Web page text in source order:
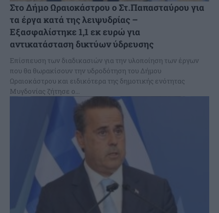
Στο Δήμο Ωραιοκάστρου ο Στ.Παπασταύρου για
τα έργα κατά της λειψυδρίας –
Εξασφαλίστηκε 1,1 εκ ευρώ για
αντικατάσταση δικτύων ύδρευσης
Επίσπευση των διαδικασιών για την υλοποίηση των έργων
που θα θωρακίσουν την υδροδότηση του Δήμου
Ωραιοκάστρου και ειδικότερα της δημοτικής ενότητας
Μυγδονίας ζήτησε ο...